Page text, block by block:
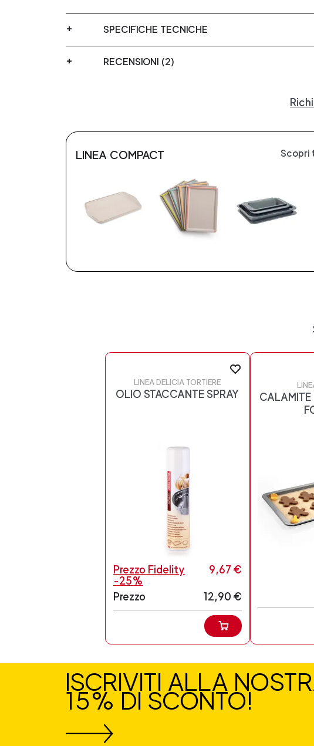
SPECIFICHE TECNICHE
RECENSIONI (2)
LINEA COMPACT Scopri
LINEA DELICIA TORTIERE
OLIO STACCANTE SPRAY
Prezzo Fidelity
-25%
9,67 €
Prezzo 12,90 €
CALAMITE
ISCRIVITI ALLA
15% DI SCONTO!